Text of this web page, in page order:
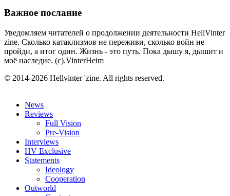
Важное послание
Уведомляем читателей о продолжении деятельности HellVinter
zine. Сколько катаклизмов не переживи, сколько войн не
пройди, а итог один. Жизнь - это путь. Пока дышу я, дышит и
моё наследие. (с).VinterHeim
© 2014-2026 Hellvinter 'zine. All rights reserved.
News
Reviews
Full Vision
Pre-Vision
Interviews
HV Exclusive
Statements
Ideology
Cooperation
Outworld